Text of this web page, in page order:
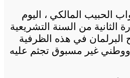
الحبيب المالكي ، اليوم
الثانية من السنة التشريعية
أن افتتاح البرلمان في هذه الظرفية
غير مسبوق تجثم عليه